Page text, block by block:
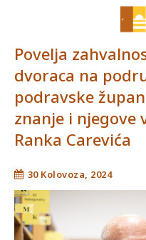
Povelja
dvoraca na
podravske
znanje i njegove
Ranka Carevića
30 Kolovoza, 2024